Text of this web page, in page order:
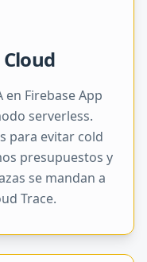
en Firebase App
serverless.
para evitar cold
presupuestos y
se mandan a
Trace.